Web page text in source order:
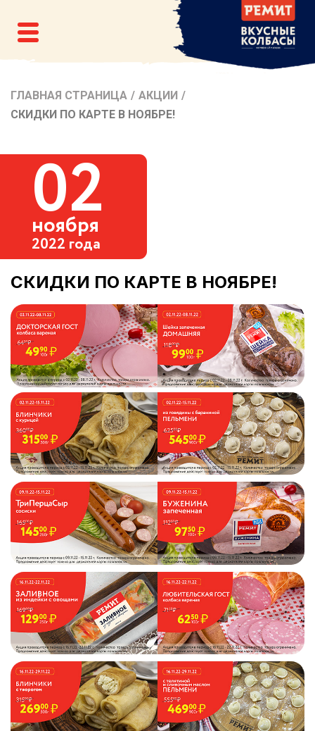
ГЛАВНАЯ СТРАНИЦА / АКЦИИ /
СКИДКИ ПО КАРТЕ В НОЯБРЕ!
02
ноября
2022 года
СКИДКИ ПО КАРТЕ В НОЯБРЕ!